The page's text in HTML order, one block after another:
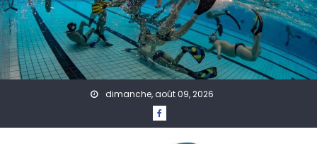
Skip to content
dimanche, août 09, 2026